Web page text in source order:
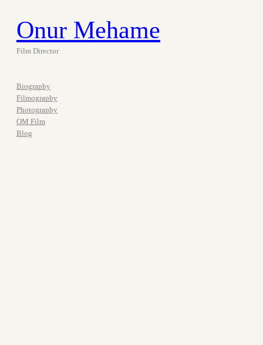
Onur Mehame
Film Director
Biography
Filmography
Photography
OM Film
Blog